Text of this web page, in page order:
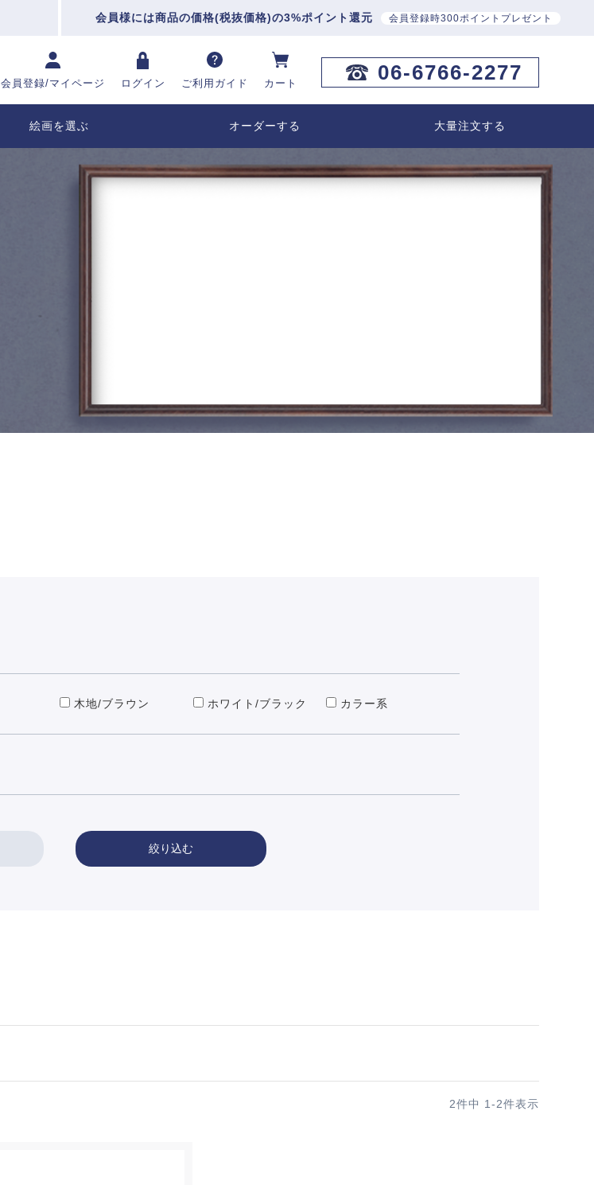
会員様には商品の価格(税抜価格)の3%ポイント還元 会員登録時300ポイントプレゼント
会員登録/マイページ ログイン ご利用ガイド カート 06-6766-2277
絵画を選ぶ オーダーする 大量注文する
木地/ブラウン ホワイト/ブラック カラー系
絞り込む
2件中 1-2件表示